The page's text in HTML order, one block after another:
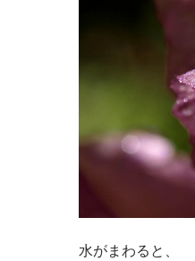
水がまわると、